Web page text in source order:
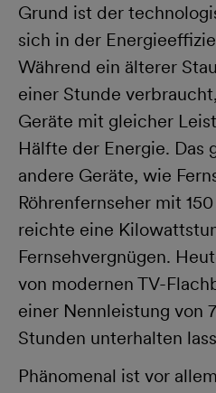
Grund ist der
sich in der
Während ein älterer
einer Stunde
Geräte mit gleicher
Hälfte der Energie. Das
andere Geräte, wie
Röhrenfernseher mit
reichte eine
Fernsehvergnügen.
von modernen TV-
einer Nennleistung von
Stunden unterhalten
Phänomenal ist vor